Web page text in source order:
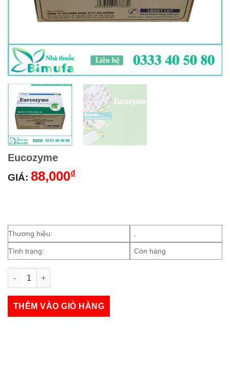
Eucozyme
GIÁ: 88,000₫
Thương hiệu: ,
Tình trạng: Còn hàng
THÊM VÀO GIỎ HÀNG